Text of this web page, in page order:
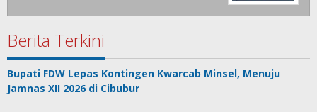
Berita Terkini
Bupati FDW Lepas Kontingen Kwarcab Minsel, Menuju
Jamnas XII 2026 di Cibubur